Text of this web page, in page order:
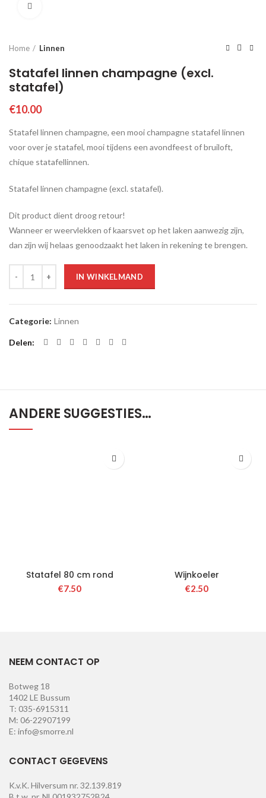
Home Linnen
Statafel linnen champagne (excl.
statafel)
€10.00
Statafel linnen champagne, een mooi champagne statafel linnen
voor over je statafel, mooi tijdens een avondfeest of bruiloft,
chique statafellinnen.
Statafel linnen champagne (excl. statafel).
Dit product dient droog retour!
Wanneer er weervlekken of kaarsvet op het laken aanwezig zijn,
dan zijn wij helaas genoodzaakt het laken in rekening te brengen.
IN WINKELMAND
Categorie: Linnen
Delen
ANDERE SUGGESTIES…
Statafel 80 cm rond
€7.50
Wijnkoeler
€2.50
NEEM CONTACT OP
Botweg 18
1402 LE Bussum
T: 035-6915311
M: 06-22907199
E: info@smorre.nl
CONTACT GEGEVENS
K.v.K. Hilversum nr. 32.139.819